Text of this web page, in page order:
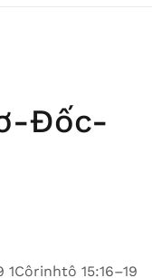
Đốc-
15:16–19